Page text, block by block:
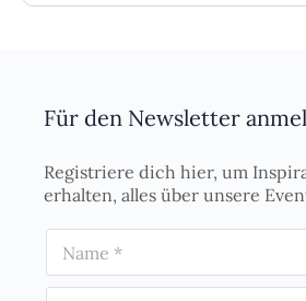
Für den Newsletter
Registriere dich hier, um
erhalten, alles über unsere
m